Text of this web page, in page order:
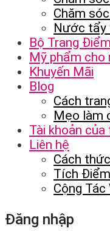
Chăm
Nước tẩy
Bộ Trang Điểm
Mỹ phẩm cho
Khuyến Mãi
Blog
Cách
Mẹo làm
Tài khoản của
Liên hệ
Cách
Tích
Cộng Tác
Đăng nhập